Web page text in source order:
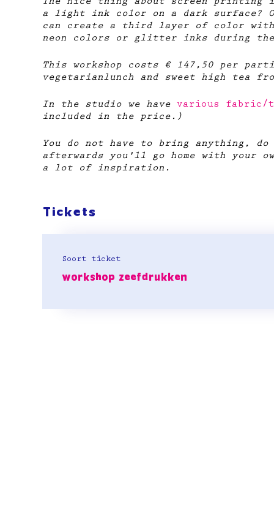
The nice thing about screen printing
a light ink color on a dark surface?
can create a third layer of color
neon colors or glitter inks during the
This workshop costs € 147,50 per
vegetarianlunch and sweet high tea
In the studio we havevarious fabric/
included in the price.)
You do not have to bring anything,
afterwards you'll go home with your
a lot of inspiration.
Tickets
Soort ticket
workshop zeefdrukken